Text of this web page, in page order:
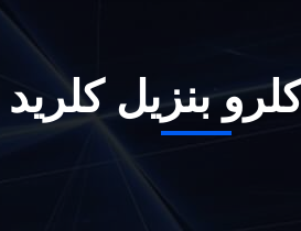
کلرو بنزیل کلرید